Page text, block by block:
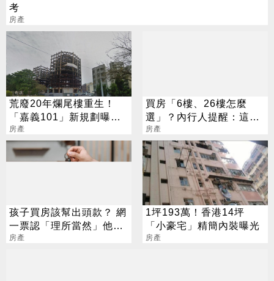
考
房產
荒廢20年爛尾樓重生！
「嘉義101」新規劃曝光
鎖定上億客源
房產
買房「6樓、26樓怎麼
選」？內行人提醒：這件
事更重要
房產
孩子買房該幫出頭款？ 網
一票認「理所當然」他搖
頭：台灣真的病了
房產
1坪193萬！香港14坪
「小豪宅」精簡內裝曝光
房產